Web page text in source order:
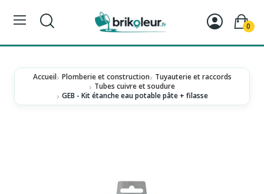
0
Accueil Plomberie et construction
Tuyauterie et raccords
Tubes cuivre et soudure
GEB - Kit étanche eau potable pâte + filasse